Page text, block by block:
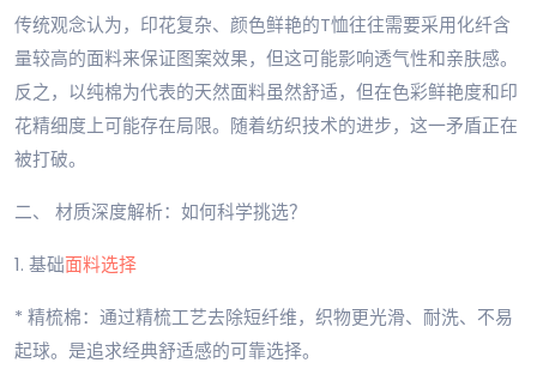
传统观念认为，印花复杂、颜色鲜艳的T恤往往需要采用化纤含
量较高的面料来保证图案效果，但这可能影响透气性和亲肤感。
反之，以纯棉为代表的天然面料虽然舒适，但在色彩鲜艳度和印
花精细度上可能存在局限。随着纺织技术的进步，这一矛盾正在
被打破。
二、 材质深度解析：如何科学挑选？
1. 基础面料选择
* 精梳棉：通过精梳工艺去除短纤维，织物更光滑、耐洗、不易
起球。是追求经典舒适感的可靠选择。